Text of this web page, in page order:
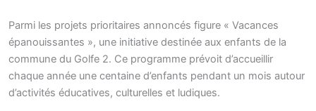
Parmi les projets prioritaires annoncés figure « Vacances
épanouissantes », une initiative destinée aux enfants de la
commune du Golfe 2. Ce programme prévoit d’accueillir
chaque année une centaine d’enfants pendant un mois autour
d’activités éducatives, culturelles et ludiques.